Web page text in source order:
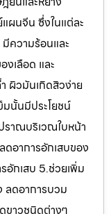
ผนจีน ซึ่งในแต่ละ
ความร้อนและ
เลือด และ
ผิวมันเกิดสิวง่าย
มนั้นมีประโยชน์
ราณบริเวณใบหน้า
อาการอักเสบของ
อักเสบ 5.ช่วยเพิ่ม
ลดอาการบวม
ขาวชนิดต่างๆ